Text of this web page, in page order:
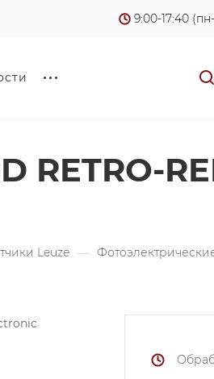
9:00-17:40
RETRO-
Leuze —